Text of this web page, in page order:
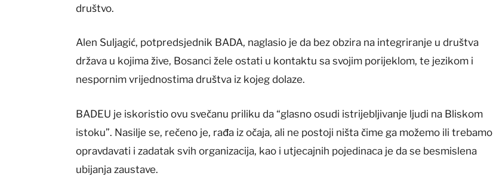
društvo.
Alen Suljagić, potpredsjednik BADA, naglasio je da bez obzira na integriranje u društva
država u kojima žive, Bosanci žele ostati u kontaktu sa svojim porijeklom, te jezikom i
nespornim vrijednostima društva iz kojeg dolaze.
BADEU je iskoristio ovu svečanu priliku da “glasno osudi istrijebljivanje ljudi na Bliskom
istoku”. Nasilje se, rečeno je, rađa iz očaja, ali ne postoji ništa čime ga možemo ili trebamo
opravdavati i zadatak svih organizacija, kao i utjecajnih pojedinaca je da se besmislena
ubijanja zaustave.